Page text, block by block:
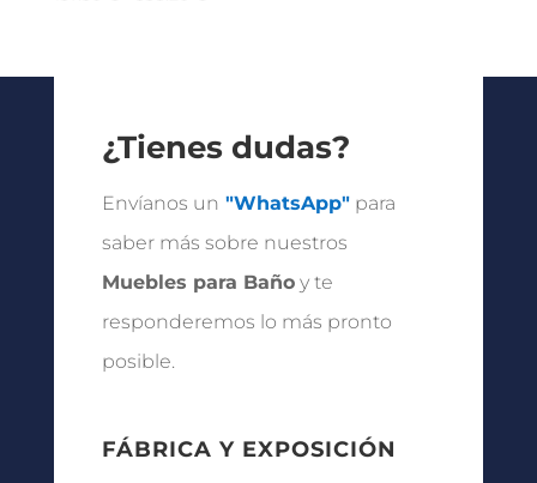
hasta
358.20 €
¿Tienes dudas?
Envíanos un "WhatsApp"para
saber más sobre nuestros
Muebles para Bañoy te
responderemos lo más pronto
posible.
FÁBRICA Y EXPOSICIÓN